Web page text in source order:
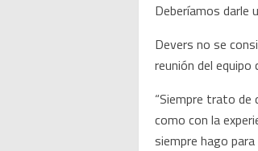
Deberíamos darle
Devers no se
reunión del
“Siempre trato de
como con la
siempre hago